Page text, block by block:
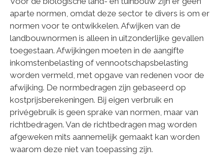
aparte normen, omdat deze sector te divers is om er
normen voor te ontwikkelen. Afwijken van de
landbouwnormen is alleen in uitzonderlijke gevallen
toegestaan. Afwijkingen moeten in de aangifte
inkomstenbelasting of vennootschapsbelasting
worden vermeld, met opgave van redenen voor de
afwijking. De normbedragen zijn gebaseerd op
kostprijsberekeningen. Bij eigen verbruik en
privégebruik is geen sprake van normen, maar van
richtbedragen. Van de richtbedragen mag worden
afgeweken mits aannemelijk gemaakt kan worden
waarom deze niet van toepassing zijn.